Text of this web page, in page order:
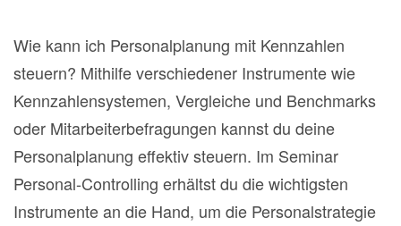
Wie kann ich Personalplanung mit Kennzahlen
steuern? Mithilfe verschiedener Instrumente wie
Kennzahlensystemen, Vergleiche und Benchmarks
oder Mitarbeiterbefragungen kannst du deine
Personalplanung effektiv steuern. Im Seminar
Personal-Controlling erhältst du die wichtigsten
Instrumente an die Hand, um die Personalstrategie